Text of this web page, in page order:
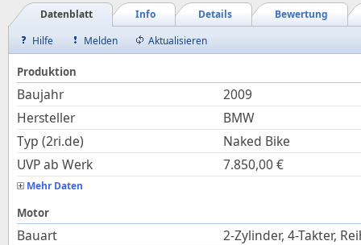
Bewertung
Details
Info
Datenblatt
Hilfe
Melden Aktualisieren
Produktion
Baujahr
2009
Hersteller
BMW
Typ (2ri.de)
Naked Bike
UVP ab Werk
7.850,00€
Mehr Daten
Motor
Bauart
2-Zylinder, 4-Takter,